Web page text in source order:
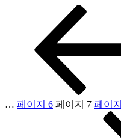
… 페이지 6 페이지 7 페이지